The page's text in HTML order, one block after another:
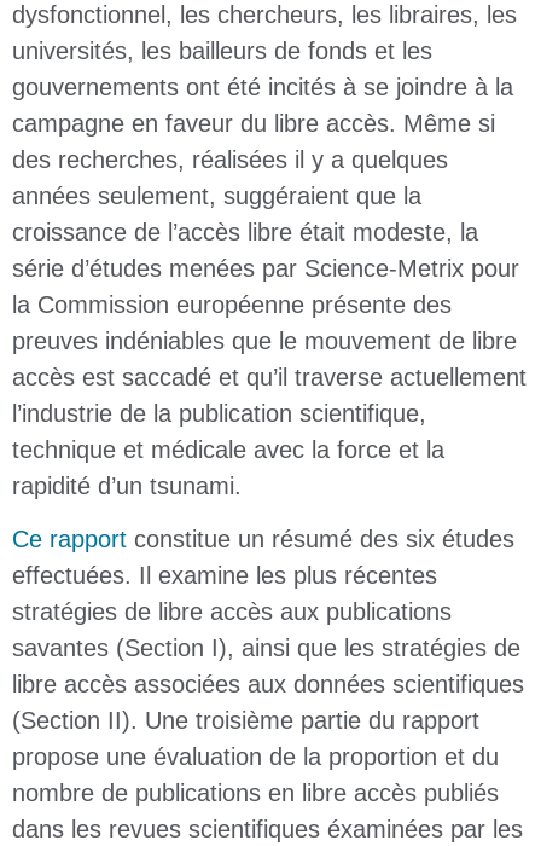
dysfonctionnel, les chercheurs, les libraires, les
universités, les bailleurs de fonds et les
gouvernements ont été incités à se joindre à la
campagne en faveur du libre accès. Même si
des recherches, réalisées il y a quelques
années seulement, suggéraient que la
croissance de l’accès libre était modeste, la
série d’études menées par Science-Metrix pour
la Commission européenne présente des
preuves indéniables que le mouvement de libre
accès est saccadé et qu’il traverse actuellement
l’industrie de la publication scientifique,
technique et médicale avec la force et la
rapidité d’un tsunami.
Ce rapport constitue un résumé des six études
effectuées. Il examine les plus récentes
stratégies de libre accès aux publications
savantes (Section I), ainsi que les stratégies de
libre accès associées aux données scientifiques
(Section II). Une troisième partie du rapport
propose une évaluation de la proportion et du
nombre de publications en libre accès publiés
dans les revues scientifiques éxaminées par les